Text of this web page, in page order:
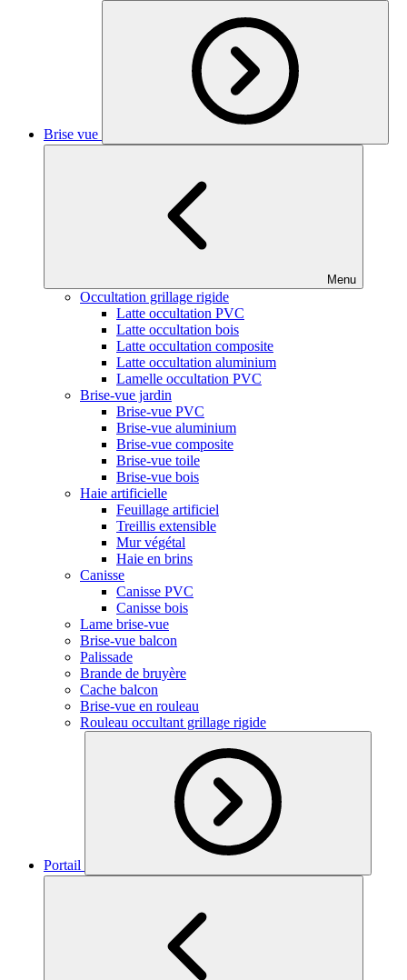
Brise vue
Menu
Occultation grillage rigide
Latte occultation PVC
Latte occultation bois
Latte occultation composite
Latte occultation aluminium
Lamelle occultation PVC
Brise-vue jardin
Brise-vue PVC
Brise-vue aluminium
Brise-vue composite
Brise-vue toile
Brise-vue bois
Haie artificielle
Feuillage artificiel
Treillis extensible
Mur végétal
Haie en brins
Canisse
Canisse PVC
Canisse bois
Lame brise-vue
Brise-vue balcon
Palissade
Brande de bruyère
Cache balcon
Brise-vue en rouleau
Rouleau occultant grillage rigide
Portail